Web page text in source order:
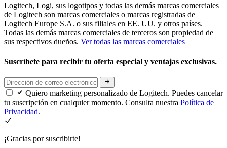
Logitech, Logi, sus logotipos y todas las demás marcas comerciales
de Logitech son marcas comerciales o marcas registradas de
Logitech Europe S.A. o sus filiales en EE. UU. y otros países.
Todas las demás marcas comerciales de terceros son propiedad de
sus respectivos dueños. Ver todas las marcas comerciales
Suscríbete para recibir tu oferta especial y ventajas exclusivas.
Quiero marketing personalizado de Logitech. Puedes cancelar
tu suscripción en cualquier momento. Consulta nuestra Política de
Privacidad.
¡Gracias por suscribirte!